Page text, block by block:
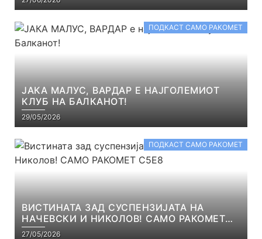
ПОДКАСТ САМО РАКОМЕТ
ЈАКА МАЛУС, ВАРДАР Е НАЈГОЛЕМИОТ
КЛУБ НА БАЛКАНОТ!
29/05/2026
ПОДКАСТ САМО РАКОМЕТ
ВИСТИНАТА ЗАД СУСПЕНЗИЈАТА НА
НАЧЕВСКИ И НИКОЛОВ! САМО РАКОМЕТ
С5Е8
27/05/2026